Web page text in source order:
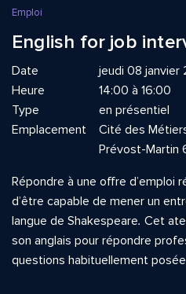
Emploi
English for job
Date
jeudi 08 janvier
Heure
14:00 à 16:00
Type
en présentiel
Emplacement
Cité des
Prévost-Martin
Répondre à une offre d’emploi
d’être capable de mener un
langue de Shakespeare. Cet
son anglais pour répondre
questions habituellement